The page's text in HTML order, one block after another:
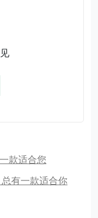
款适合您
有一款适合你